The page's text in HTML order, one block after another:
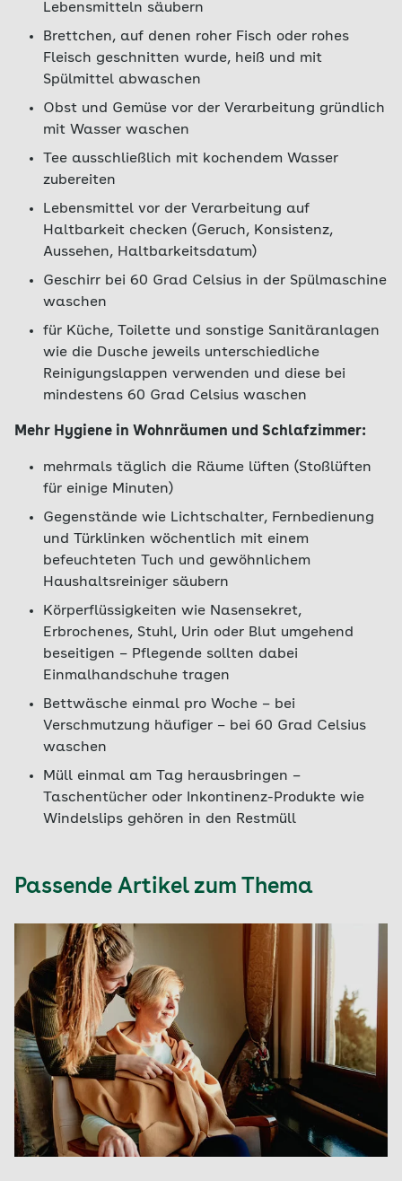
Lebensmitteln säubern
Brettchen, auf denen roher Fisch oder rohes
Fleisch geschnitten wurde, heiß und mit
Spülmittel abwaschen
Obst und Gemüse vor der Verarbeitung gründlich
mit Wasser waschen
Tee ausschließlich mit kochendem Wasser
zubereiten
Lebensmittel vor der Verarbeitung auf
Haltbarkeit checken (Geruch, Konsistenz,
Aussehen, Haltbarkeitsdatum)
Geschirr bei 60 Grad Celsius in der Spülmaschine
waschen
für Küche, Toilette und sonstige Sanitäranlagen
wie die Dusche jeweils unterschiedliche
Reinigungslappen verwenden und diese bei
mindestens 60 Grad Celsius waschen
Mehr Hygiene in Wohnräumen und Schlafzimmer:
mehrmals täglich die Räume lüften (Stoßlüften
für einige Minuten)
Gegenstände wie Lichtschalter, Fernbedienung
und Türklinken wöchentlich mit einem
befeuchteten Tuch und gewöhnlichem
Haushaltsreiniger säubern
Körperflüssigkeiten wie Nasensekret,
Erbrochenes, Stuhl, Urin oder Blut umgehend
beseitigen – Pflegende sollten dabei
Einmalhandschuhe tragen
Bettwäsche einmal pro Woche – bei
Verschmutzung häufiger – bei 60 Grad Celsius
waschen
Müll einmal am Tag herausbringen –
Taschentücher oder Inkontinenz-Produkte wie
Windelslips gehören in den Restmüll
Passende Artikel zum Thema